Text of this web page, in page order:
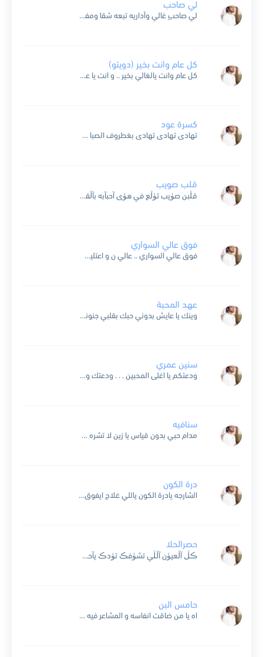
لي صاحب
لي صاحبٍ غالي وأداريه تبعه شقا ومفارقه هم كل ما بغيت أضعن وخليه القلب قال أضعن وأنا تم ببقى معه ببطي أراشيه عساه يذعن لي بمبسم وبطول ليلي بت أراضيه...
كل عام وانت بخير (دويتو)
كل عام وانت يالغالي بخير .. و انت يا عمري عساك بالف خير .. (اصاله نصري) .. احتفل بالعام يا عمري معاك .. و اشعل شموع المحبة من غلاك .....
كسرة عود
تهادى تهادى تهادى بغطروف الصبا مع نسيم النود مفاتن جمالك تسلب العقل وتشله وحاشة ظبى الحمه ذيور عن المنقود يداري على السمعه حذور من الزله جميل بلا لبس المراري ولبس...
قلب صويب
قڷبن صۈيب تۈڷع في هۈى آحبآبه بآڷقۈ دقه عڷى فرقى محآبيبه هم غآدرۈني ۈخڷۈني في نشآبه ۈآحترت مدري ۈڷآ آدري ڪيف آڛۈيبه يآۈڷيف آڷقڷب طآري آڷهجر ۈش جآبه عذبت...
فوق عالي السواري
فوق عالي السواري .. عالي ن و اعتليت اشمخت بك دياري .. راقي ن و ارتقيت اب خليفة نماري ..نا له سمعه و صيت عشت يا ذخر داري .. لي...
عهد المحبة
وينك يا عايش بدوني حبك بقلبي جنوني أختار تسكن بقلبي ولا بتسكن عيوني أختار من دون لكن قلبي وعيني مساكن اسكن وعيش وتهنى لا تاخذك بك ظنوني يصير لو مايصير...
سنين عمري
ودعتكم يا اغلى المحبين . . . ودعتك و ف القلب نيران ياسنين عمري يا اعذب سنين . . . ياحب يبقى طول الازمان الوقت من عقبك غدا شين . ....
سنافيه
مدام حبي بدون قياس يا زين لا تشره علية مشتاق تعبيري من الإحساس يا طيبٍ صافي النية بعيونك السحر ما ينقاس يجذب قلوبٍ هواوية من شاف زينك يسال الناس من...
درة الكون
الشارجه يادرة الكون ياللي غلاج ايفوق لثمان حبج تمكن بين لعيون وأكبر غلاج اتراه سلطان شيخ الكرم فالحفظ والصون شيخن تعلا برتبة انسان فيه الخصال بروعة الكون أخلاق شخصه بالف...
حصرالحلا
ڪڷ آڷعيۈن آڷڷي تشۈفڪ تۈدڪ يآحظ عين آڷڷي عيۈنڪ تۈده حصر آڷحڷآ مآبين عينڪ ۈقدڪ ڪن آڷحڛن من زۈد حڛنڪ تمده يضۈي ظڷآم آڷڷيڷ من نۈر خدڪ ڷڷيڷ في دآجيڪ...
حامس البن
اه يا من ضاقت انفاسه و المشاعر فيه محبوسه خوف لا تظهر لجلاسه و العذول يدق ناقوسه لي نظرته يا قوي باسه لحظ عينه جارح موسه صاب قلبي لاسع ماسه...